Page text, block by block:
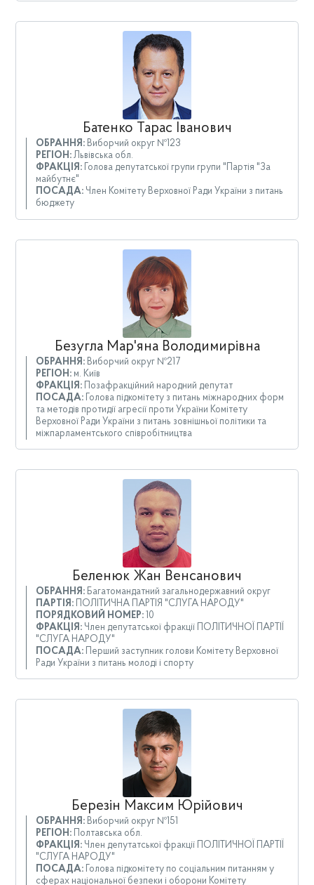
Батенко Тарас Іванович
ОБРАННЯ:Виборчий округ №123
РЕГІОН:Львівська обл.
ФРАКЦІЯ:Голова депутатської групи групи "Партія "За
майбутнє"
ПОСАДА:Член Комітету Верховної Ради України з питань
бюджету
Безугла Мар'яна Володимирівна
ОБРАННЯ:Виборчий округ №217
РЕГІОН:м. Київ
ФРАКЦІЯ:Позафракційний народний депутат
ПОСАДА:Голова підкомітету з питань міжнародних форм
та методів протидії агресії проти України Комітету
Верховної Ради України з питань зовнішньої політики та
міжпарламентського співробітництва
Беленюк Жан Венсанович
ОБРАННЯ:Багатомандатний загальнодержавний округ
ПАРТІЯ:ПОЛІТИЧНА ПАРТІЯ "СЛУГА НАРОДУ"
ПОРЯДКОВИЙ НОМЕР:10
ФРАКЦІЯ:Член депутатської фракції ПОЛІТИЧНОЇ ПАРТІЇ
"СЛУГА НАРОДУ"
ПОСАДА:Перший заступник голови Комітету Верховної
Ради України з питань молоді і спорту
Березін Максим Юрійович
ОБРАННЯ:Виборчий округ №151
РЕГІОН:Полтавська обл.
ФРАКЦІЯ:Член депутатської фракції ПОЛІТИЧНОЇ ПАРТІЇ
"СЛУГА НАРОДУ"
ПОСАДА:Голова підкомітету по соціальним питанням у
сферах національної безпеки і оборони Комітету